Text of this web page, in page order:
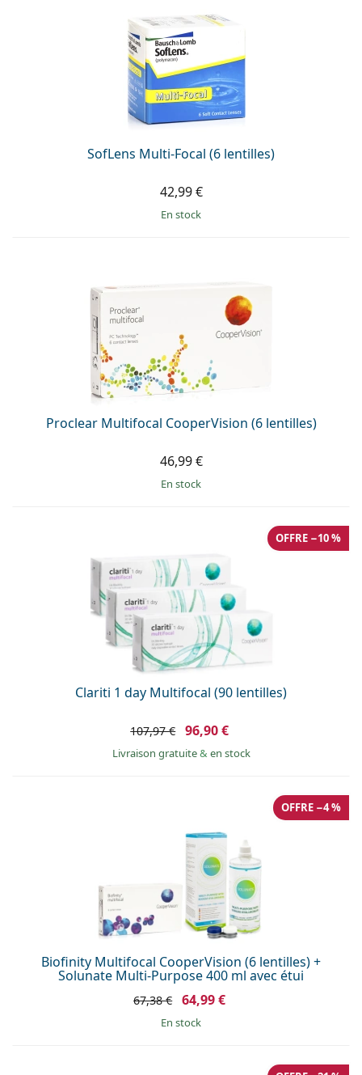
SofLens Multi-Focal (6 lentilles)
42,99 €
en stock
Proclear Multifocal CooperVision (6 lentilles)
46,99 €
en stock
Clariti 1 day Multifocal (90 lentilles)
OFFRE −10 %
107,97 € 96,90 €
Livraison gratuite& en stock
Biofinity Multifocal CooperVision (6 lentilles) +
Solunate Multi-Purpose 400 ml avec étui
OFFRE −4 %
67,38 € 64,99 €
en stock